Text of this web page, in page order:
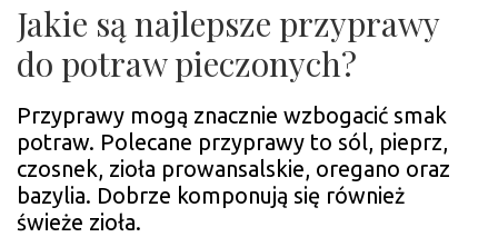
Jakie są najlepsze przyprawy
do potraw pieczonych?
Przyprawy mogą znacznie wzbogacić smak
potraw. Polecane przyprawy to sól, pieprz,
czosnek, zioła prowansalskie, oregano oraz
bazylia. Dobrze komponują się również
świeże zioła.